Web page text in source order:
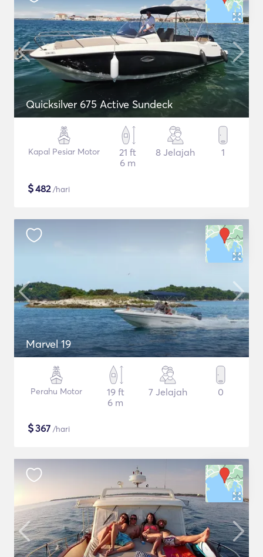
Quicksilver 675 Active Sundeck
Kapal Pesiar Motor
21 ft
6 m
8 Jelajah 1
$482/hari
Marvel 19
Perahu Motor
19 ft
6 m
7 Jelajah 0
$367 /hari